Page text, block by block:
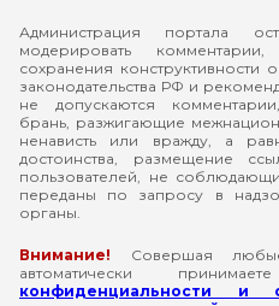
Администрация портала
модерировать
сохранения
законодательства РФ и
не допускаются
брань, разжигающие
ненависть или вражду, а
достоинства, размещение
пользователей, не
переданы по запросу в
органы.
Внимание! Совершая
автоматически
конфиденциальности и